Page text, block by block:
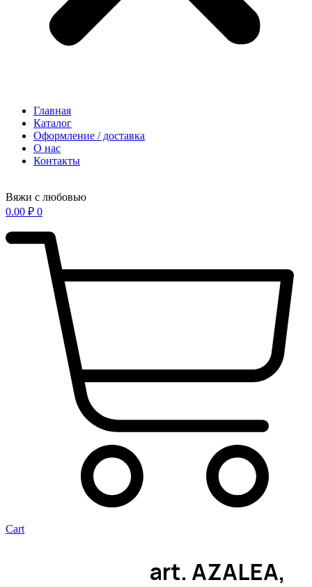
Главная
Каталог
Оформление / доставка
О нас
Контакты
Вяжи с любовью
0.00 ₽ 0
Cart
art. AZALEA,